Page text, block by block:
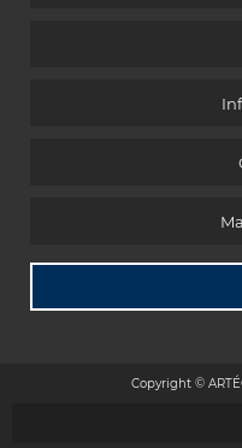
Copyright ©